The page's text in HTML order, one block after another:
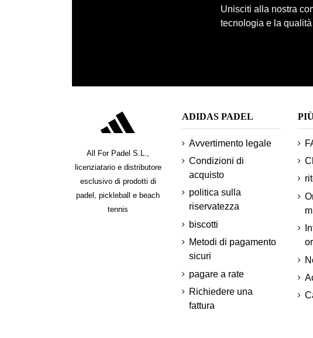
Unisciti alla nostra
tecnologia e la
All For Padel S.L.,
licenziatario e distributore
esclusivo di prodotti di
padel, pickleball e beach
tennis
ADIDAS PADEL
Avvertimento legale
Condizioni di
acquisto
politica sulla
riservatezza
biscotti
Metodi di pagamento
sicuri
pagare a rate
Richiedere una
fattura